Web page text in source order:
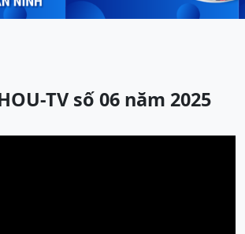
TV số 06 năm 2025